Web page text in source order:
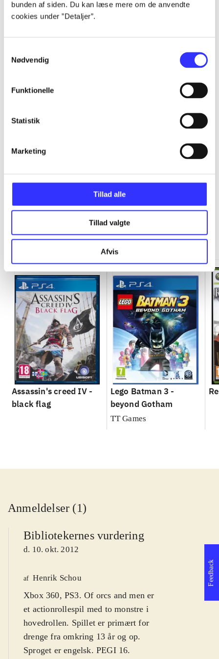
bunden af siden. Du kan læse mere om de anvendte
cookies under ”Detaljer”.
Nødvendig
Funktionelle
Statistik
Marketing
Tillad alle
Tillad valgte
Afvis
Alle registrerede artikler fordelt på udgivelser
Minder om
Assassin's creed IV -
black flag
Lego Batman 3 -
beyond Gotham
TT Games
Anmeldelser (1)
Bibliotekernes vurdering
d. 10. okt. 2012
af Henrik Schou
Xbox 360, PS3. Of orcs and men er
et actionrollespil med to monstre i
hovedrollen. Spillet er primært for
drenge fra omkring 13 år og op.
Sproget er engelsk. PEGI 16.
Feedback